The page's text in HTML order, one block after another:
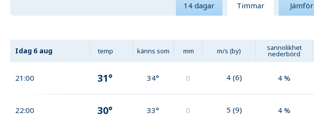
14 dagar Timmar Jämför
Idag 6 aug temp känns som mm m/s (by) sannolikhet
nederbörd
21:00 31° 34° 0 4 (6) 4 %
22:00 30° 33° 0 5 (9) 4 %